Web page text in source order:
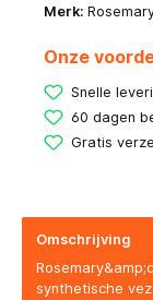
Merk:
Onze
Snelle
60 dagen
Gratis
Omschrijving
synthetische